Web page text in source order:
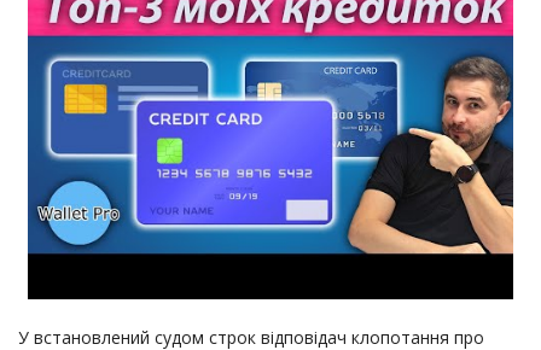
У встановлений судом строк відповідач клопотання про